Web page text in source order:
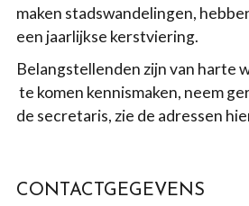
maken stadswandelingen,
een jaarlijkse kerstviering.
Belangstellenden zijn van harte
te komen kennismaken, neem
de secretaris, zie de adressen
CONTACTGEGEVENS